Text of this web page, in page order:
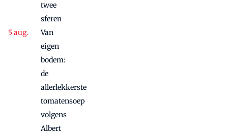
twee
sferen
Van
eigen
bodem:
de
allerlekkerste
tomatensoep
volgens
Albert